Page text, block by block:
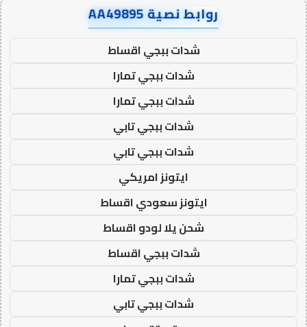
روابط نصية AA49895
شدات ببجي اقساط
شدات ببجي تمارا
شدات ببجي تمارا
شدات ببجي تابي
شدات ببجي تابي
ايتونز امريكي
ايتونز سعودي اقساط
شحن يلا لودو اقساط
شدات ببجي اقساط
شدات ببجي تمارا
شدات ببجي تابي